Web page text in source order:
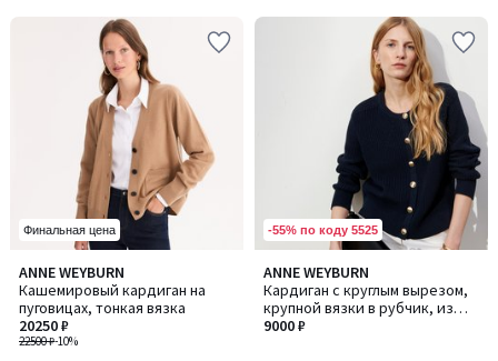
Финальная цена
ANNE WEYBURN
Кашемировый кардиган на
пуговицах, тонкая вязка
22500 ₽-10%
20250 ₽
4,4
/ 5
Количество
цветов:
2
-55% по коду 5525
ANNE WEYBURN
Кардиган с круглым вырезом,
крупной вязки в рубчик, из
чистого хлопка, на пуговицах
9000 ₽
4,8
/ 5
Количество
цветов:
2